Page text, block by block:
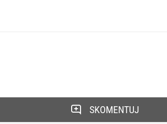
SKOMENTUJ